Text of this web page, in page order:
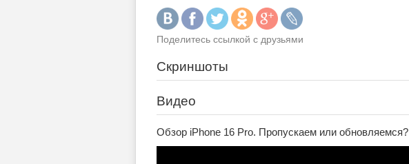
Поделитесь ссылкой с друзьями
Скриншоты
Видео
Обзор iPhone 16 Pro. Пропускаем или обновляемся?